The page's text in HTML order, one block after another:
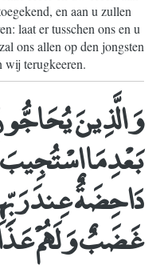
en aan u zullen
laat er tusschen ons en u
ons allen op den jongsten
wij terugkeeren.
وَالَّذِينَ
بَعْدِ مَا
دَاحِضَةٌ عِندَ
غَضَبٌ وَلَهُمْ